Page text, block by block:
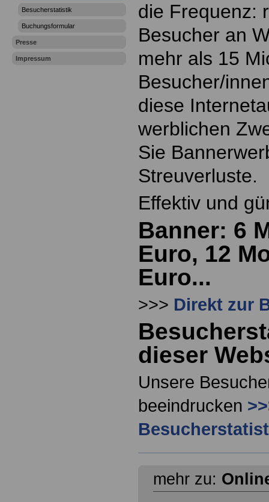
Besucherstatistik
Buchungsformular
Presse
Impressum
die Frequenz:
Besucher an
mehr als 15
Besucher/
diese
werblichen
Sie
Streuverluste.
Effektiv und
Banner: 6
Euro, 12
Euro...
>>> Direkt zur
dieser
Unsere
beeindrucken
mehr zu: